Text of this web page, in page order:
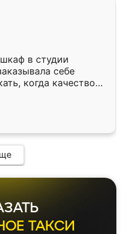
в студии
себе
когда качеством
кухня уже почти
ТАКСИ